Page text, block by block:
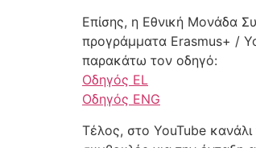
Επίσης, η Εθνική Μονάδα
προγράμματα Erasmus+ /
παρακάτω τον οδηγό:
Οδηγός EL
Οδηγός ENG
Τέλος, στο YouTube